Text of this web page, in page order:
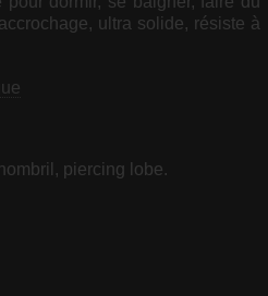
ultra solide, résiste à
piercing lobe.